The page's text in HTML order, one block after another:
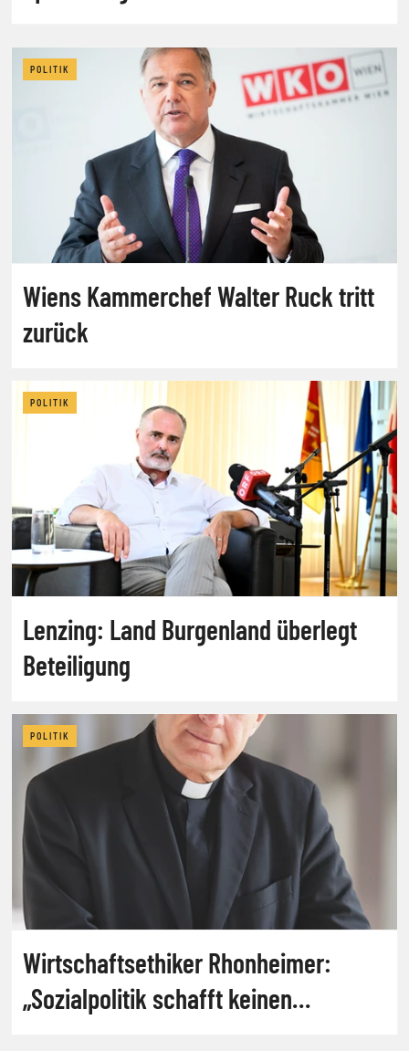
POLITIK
Wiens Kammerchef Walter Ruck tritt
zurück
POLITIK
Lenzing: Land Burgenland überlegt
Beteiligung
POLITIK
Wirtschaftsethiker Rhonheimer:
„Sozialpolitik schafft keinen